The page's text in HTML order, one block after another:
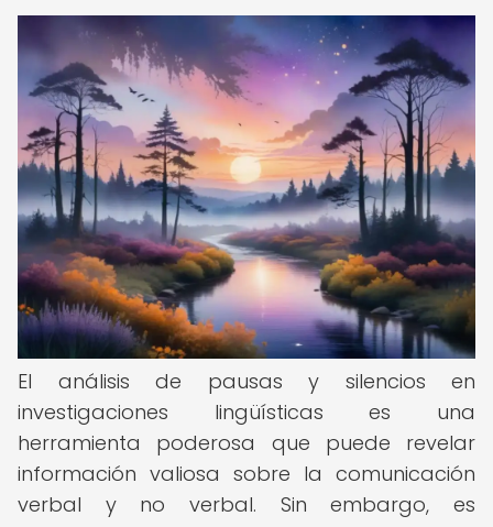
El análisis de pausas y silencios en
investigaciones lingüísticas es una
herramienta poderosa que puede revelar
información valiosa sobre la comunicación
verbal y no verbal. Sin embargo, es